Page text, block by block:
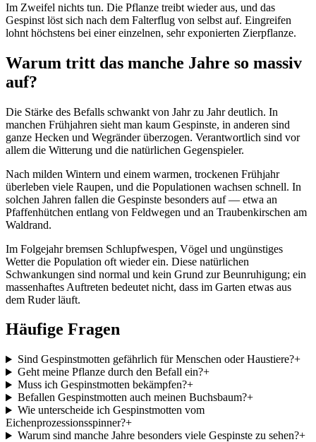
Im Zweifel nichts tun. Die Pflanze treibt wieder aus, und das
Gespinst löst sich nach dem Falterflug von selbst auf. Eingreifen
lohnt höchstens bei einer einzelnen, sehr exponierten Zierpflanze.
Warum tritt das manche Jahre so massiv
auf?
Die Stärke des Befalls schwankt von Jahr zu Jahr deutlich. In
manchen Frühjahren sieht man kaum Gespinste, in anderen sind
ganze Hecken und Wegränder überzogen. Verantwortlich sind vor
allem die Witterung und die natürlichen Gegenspieler.
Nach milden Wintern und einem warmen, trockenen Frühjahr
überleben viele Raupen, und die Populationen wachsen schnell. In
solchen Jahren fallen die Gespinste besonders auf — etwa an
Pfaffenhütchen entlang von Feldwegen und an Traubenkirschen am
Waldrand.
Im Folgejahr bremsen Schlupfwespen, Vögel und ungünstiges
Wetter die Population oft wieder ein. Diese natürlichen
Schwankungen sind normal und kein Grund zur Beunruhigung; ein
massenhaftes Auftreten bedeutet nicht, dass im Garten etwas aus
dem Ruder läuft.
Häufige Fragen
Sind Gespinstmotten gefährlich für Menschen oder Haustiere?+
Geht meine Pflanze durch den Befall ein?+
Muss ich Gespinstmotten bekämpfen?+
Befallen Gespinstmotten auch meinen Buchsbaum?+
Wie unterscheide ich Gespinstmotten vom
Eichenprozessionsspinner?+
Warum sind manche Jahre besonders viele Gespinste zu sehen?+